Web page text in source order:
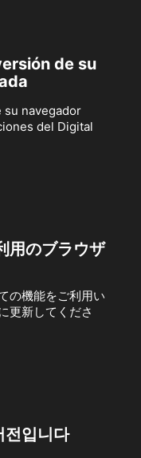
de su
su navegador
del Digital
用のブラウザ
の機能をご利用い
更新してくださ
전입니다